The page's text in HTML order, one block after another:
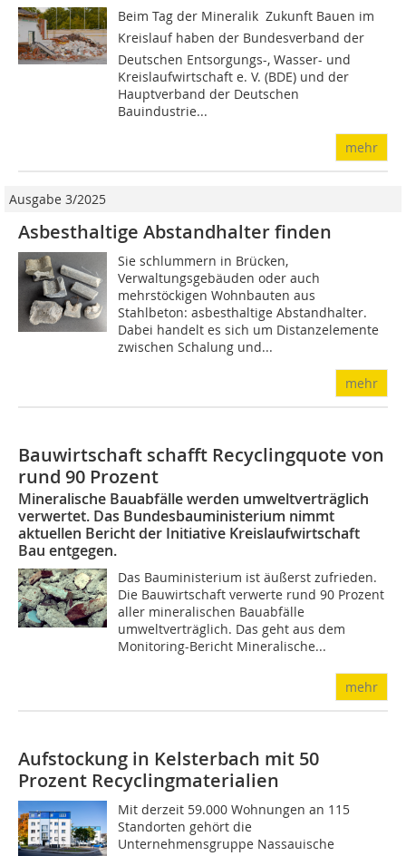
Beim Tag der Mineralik  Zukunft Bauen im
Kreislauf haben der Bundesverband der
Deutschen Entsorgungs-, Wasser- und
Kreislaufwirtschaft e. V. (BDE) und der
Hauptverband der Deutschen
Bauindustrie...
mehr
Ausgabe 3/2025
Asbesthaltige Abstandhalter finden
Sie schlummern in Brücken,
Verwaltungsgebäuden oder auch
mehrstöckigen Wohnbauten aus
Stahlbeton: asbesthaltige Abstandhalter.
Dabei handelt es sich um Distanzelemente
zwischen Schalung und...
mehr
Bauwirtschaft schafft Recyclingquote von
rund 90 Prozent
Mineralische Bauabfälle werden umweltverträglich
verwertet. Das Bundesbauministerium nimmt
aktuellen Bericht der Initiative Kreislaufwirtschaft
Bau entgegen.
Das Bauministerium ist äußerst zufrieden.
Die Bauwirtschaft verwerte rund 90 Prozent
aller mineralischen Bauabfälle
umweltverträglich. Das geht aus dem
Monitoring-Bericht Mineralische...
mehr
Aufstockung in Kelsterbach mit 50
Prozent Recyclingmaterialien
Mit derzeit 59.000 Wohnungen an 115
Standorten gehört die
Unternehmensgruppe Nassauische